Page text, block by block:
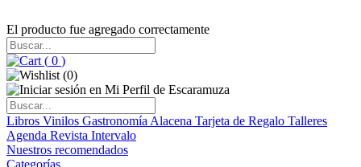
El producto fue agregado correctamente
( 0 )
(0)
Libros Vinilos Gastronomía Alacena Tarjeta de Regalo Talleres
Agenda Revista Intervalo
Nuestros recomendados
Categorías